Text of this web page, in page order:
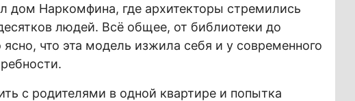
Наркомфина, где архитекторы стремились
людей. Всё общее, от библиотеки до
что эта модель изжила себя и у современного
с родителями в одной квартире и попытка